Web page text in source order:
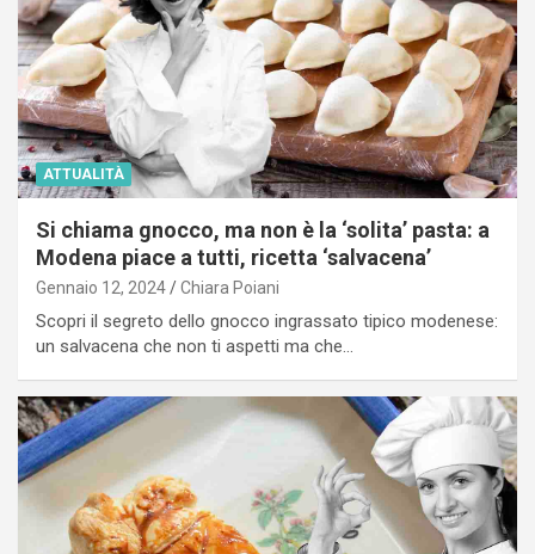
ATTUALITÀ
Si chiama gnocco, ma non è la ‘solita’ pasta: a
Modena piace a tutti, ricetta ‘salvacena’
Gennaio 12, 2024 Chiara Poiani
Scopri il segreto dello gnocco ingrassato tipico modenese:
un salvacena che non ti aspetti ma che…